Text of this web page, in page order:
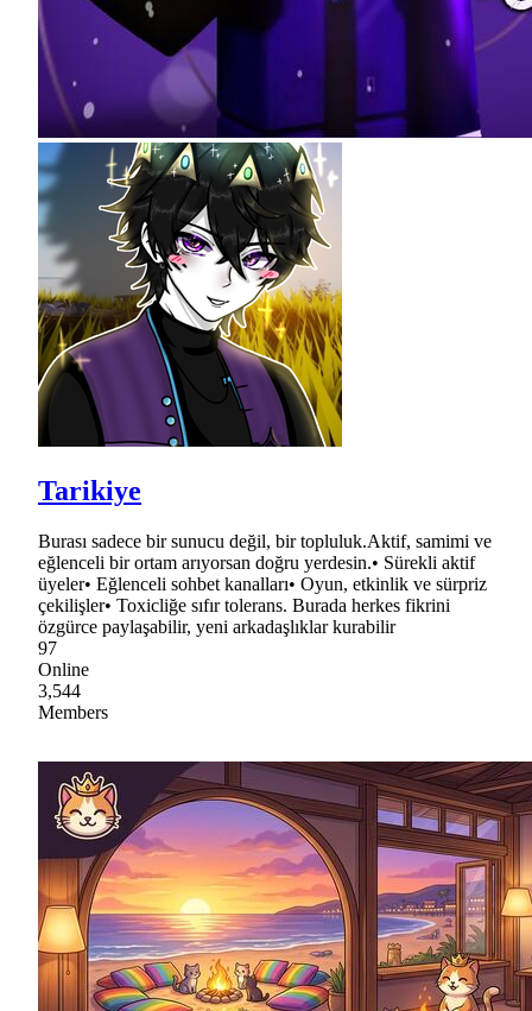
Tarikiye
Burası sadece bir sunucu değil, bir topluluk.Aktif, samimi ve
eğlenceli bir ortam arıyorsan doğru yerdesin.• Sürekli aktif
üyeler• Eğlenceli sohbet kanalları• Oyun, etkinlik ve sürpriz
çekilişler• Toxicliğe sıfır tolerans. Burada herkes fikrini
özgürce paylaşabilir, yeni arkadaşlıklar kurabilir
97
Online
3,544
Members